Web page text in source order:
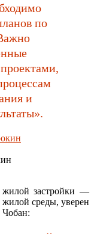
по
и
застройки —
жилой среды, уверен
Чобан: